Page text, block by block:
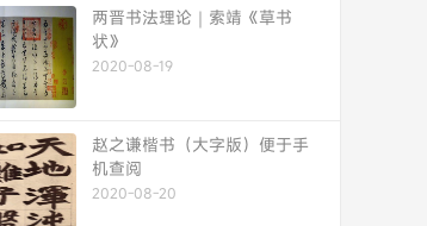
两晋书法理论｜索靖《草书
状》
2020-08-19
赵之谦楷书（大字版）便于手
机查阅
2020-08-20